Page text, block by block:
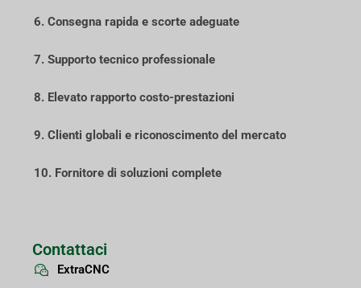
6. Consegna rapida e scorte adeguate
7. Supporto tecnico professionale
8. Elevato rapporto costo-prestazioni
9. Clienti globali e riconoscimento del mercato
10. Fornitore di soluzioni complete
Contattaci
ExtraCNC